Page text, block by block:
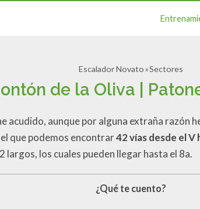
Escalador Novato Sectores
de la Oliva |
acudido, aunque por alguna extraña razón
que podemos encontrar42 vías desde el V
largos, los cuales pueden llegar hasta el 8a.
¿Qué te cuento?